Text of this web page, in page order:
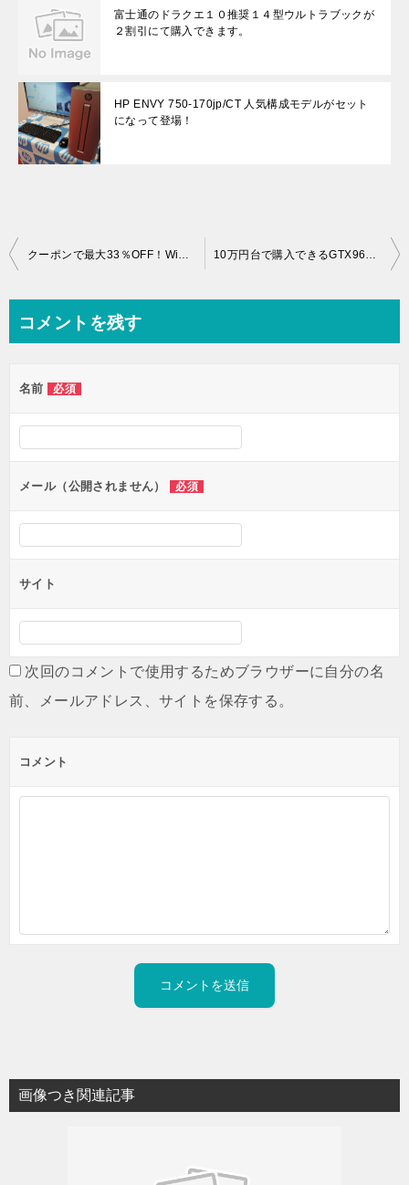
富士通のドラクエ１０推奨１４型ウルトラブックが
２割引にて購入できます。
HP ENVY 750-170jp/CT 人気構成モデルがセット
になって登場！
投
ビ
ー
シ
ン
クーポンで最大33％OFF！Windows 10搭載 新機種LIFEBOOK WA2/Wも20％OFF！ 10万円台で購入できるGTX960M搭載G-GEAR note N1562Jシリーズ N1562J-500/E
コメントを残す
名前 必須
メール（公開されません） 必須
サイト
次回のコメントで使用するためブラウザーに自分の名
前、メールアドレス、サイトを保存する。
コメント
画像つき関連記事